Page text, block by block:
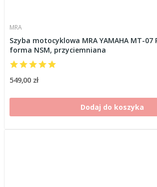
MRA
Szyba motocyklowa MRA YAMAHA MT-07
forma NSM, przyciemniana
549,00 zł
Dodaj do koszyka